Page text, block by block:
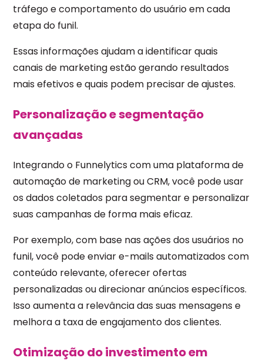
tráfego e comportamento do usuário em cada
etapa do funil.
Essas informações ajudam a identificar quais
canais de marketing estão gerando resultados
mais efetivos e quais podem precisar de ajustes.
Personalização e segmentação
avançadas
Integrando o Funnelytics com uma plataforma de
automação de marketing ou CRM, você pode usar
os dados coletados para segmentar e personalizar
suas campanhas de forma mais eficaz.
Por exemplo, com base nas ações dos usuários no
funil, você pode enviar e-mails automatizados com
conteúdo relevante, oferecer ofertas
personalizadas ou direcionar anúncios específicos.
Isso aumenta a relevância das suas mensagens e
melhora a taxa de engajamento dos clientes.
Otimização do investimento em